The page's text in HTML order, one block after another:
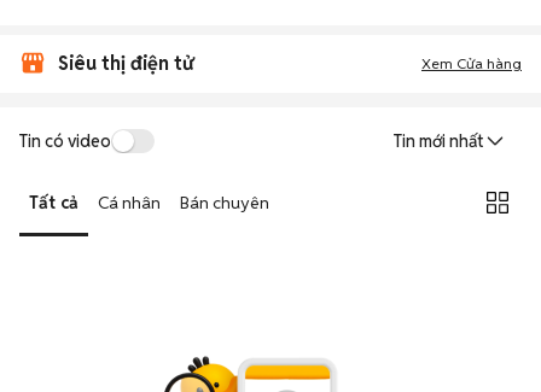
Siêu thị điện tử Xem Cửa hàng
Tin có video Tin mới nhất
Tất cả Cá nhân Bán chuyên